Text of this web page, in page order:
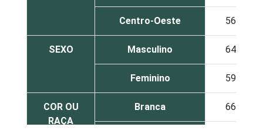
Centro-Oeste 56
SEXO Masculino 64
Feminino 59
COR OU
RAÇA
Branca 66